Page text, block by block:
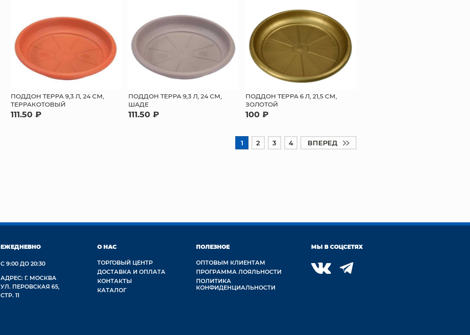
ПОДДОН ТЕРРА 9,3 Л, 24 СМ,
ТЕРРАКОТОВЫЙ
111.50 ₽
ПОДДОН ТЕРРА 9,3 Л, 24 СМ,
ШАДЕ
111.50 ₽
ПОДДОН ТЕРРА 6 Л, 21,5 СМ,
ЗОЛОТОЙ
100 ₽
1 2 3 4 ВПЕРЕД
ЕЖЕДНЕВНО
С 9:00 ДО 20:30
АДРЕС: Г. МОСКВА
УЛ. ПЕРОВСКАЯ 65,
СТР. 11
О НАС
ТОРГОВЫЙ ЦЕНТР
ДОСТАВКА И ОПЛАТА
КОНТАКТЫ
КАТАЛОГ
ПОЛЕЗНОЕ
ОПТОВЫМ КЛИЕНТАМ
ПРОГРАММА ЛОЯЛЬНОСТИ
ПОЛИТИКА
КОНФИДЕНЦИАЛЬНОСТИ
МЫ В СОЦСЕТЯХ